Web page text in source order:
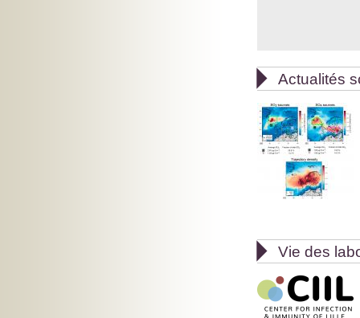
 Actualités
 Vie des